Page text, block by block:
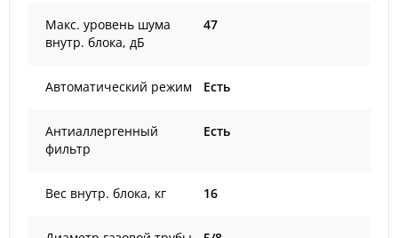
Макс. уровень шума
внутр. блока, дБ
47
Автоматический режим Есть
Антиаллергенный
фильтр
Есть
Вес внутр. блока, кг 16